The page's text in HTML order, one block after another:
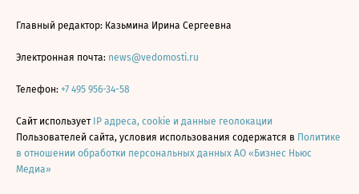
Главный редактор: Казьмина Ирина Сергеевна
Электронная почта: news@vedomosti.ru
Телефон: +7 495 956-34-58
Сайт использует IP адреса, cookie и данные геолокации
Пользователей сайта, условия использования содержатся в Политике
в отношении обработки персональных данных АО «Бизнес Ньюс
Медиа»